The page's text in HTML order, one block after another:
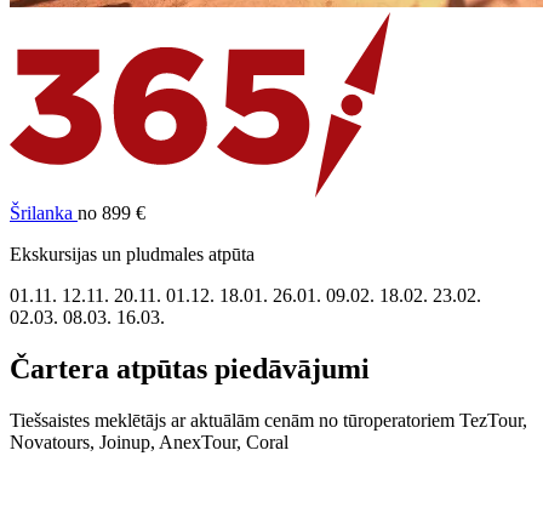
Šrilanka no 899 €
Ekskursijas un pludmales atpūta
01.11. 12.11. 20.11. 01.12. 18.01. 26.01. 09.02. 18.02. 23.02.
02.03. 08.03. 16.03.
Čartera atpūtas piedāvājumi
Tiešsaistes meklētājs ar aktuālām cenām no tūroperatoriem TezTour,
Novatours, Joinup, AnexTour, Coral